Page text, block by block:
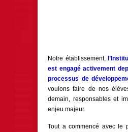
Notre établissement,
est engagé activement
processus de
voulons faire de nos
demain, responsables et
enjeu majeur.
Tout a commencé avec le